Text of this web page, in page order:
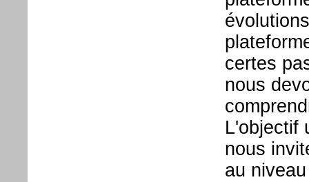
certes
nous
L'objectif
nous
au